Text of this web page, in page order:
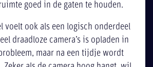
goed in de gaten te houden.
voelt ook als een logisch onderdeel
draadloze camera’s is opladen in
maar na een tijdje wordt